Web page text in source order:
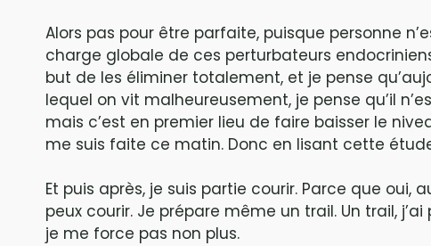
Alors pas pour être parfaite, puisque personne
charge globale de ces perturbateurs
but de les éliminer totalement, et je pense
lequel on vit malheureusement, je pense qu’il
mais c’est en premier lieu de faire baisser le
me suis faite ce matin. Donc en lisant cette
Et puis après, je suis partie courir. Parce que oui,
peux courir. Je prépare même un trail. Un trail,
je me force pas non plus.